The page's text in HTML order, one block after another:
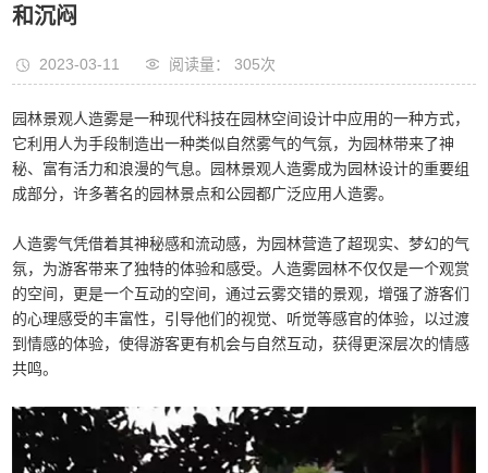
和沉闷
2023-03-11 阅读量： 305次
园林景观人造雾是一种现代科技在园林空间设计中应用的一种方式，
它利用人为手段制造出一种类似自然雾气的气氛，为园林带来了神
秘、富有活力和浪漫的气息。园林景观人造雾成为园林设计的重要组
成部分，许多著名的园林景点和公园都广泛应用人造雾。
人造雾气凭借着其神秘感和流动感，为园林营造了超现实、梦幻的气
氛，为游客带来了独特的体验和感受。人造雾园林不仅仅是一个观赏
的空间，更是一个互动的空间，通过云雾交错的景观，增强了游客们
的心理感受的丰富性，引导他们的视觉、听觉等感官的体验，以过渡
到情感的体验，使得游客更有机会与自然互动，获得更深层次的情感
共鸣。